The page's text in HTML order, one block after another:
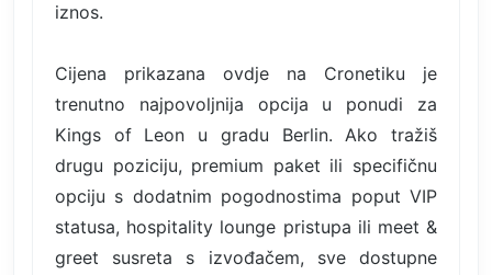
iznos.
Cijena prikazana ovdje na Cronetiku je
trenutno najpovoljnija opcija u ponudi za
Kings of Leon u gradu Berlin. Ako tražiš
drugu poziciju, premium paket ili specifičnu
opciju s dodatnim pogodnostima poput VIP
statusa, hospitality lounge pristupa ili meet &
greet susreta s izvođačem, sve dostupne